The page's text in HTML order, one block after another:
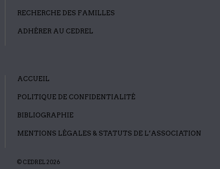
RECHERCHE DES FAMILLES
ADHÉRER AU CEDREL
ACCUEIL
POLITIQUE DE CONFIDENTIALITÉ
BIBLIOGRAPHIE
MENTIONS LÉGALES & STATUTS DE L’ASSOCIATION
© CEDREL 2026